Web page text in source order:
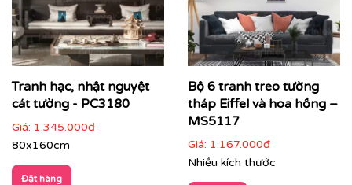
Tranh hạc, nhật nguyệt
cát tường - PC3180
Giá: 1.345.000đ
80x160cm
Đặt hàng
Bộ 6 tranh treo tường
tháp Eiffel và hoa hồng –
MS5117
Giá: 1.167.000đ
Nhiều kích thước